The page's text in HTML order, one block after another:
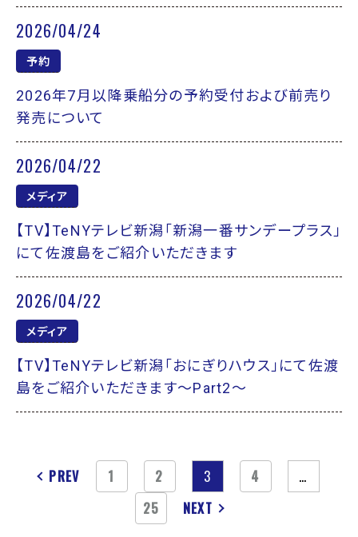
2026/04/24
予約
2026年7月以降乗船分の予約受付および前売り
発売について
2026/04/22
メディア
【TV】TeNYテレビ新潟「新潟一番サンデープラス」
にて佐渡島をご紹介いただきます
2026/04/22
メディア
【TV】TeNYテレビ新潟「おにぎりハウス」にて佐渡
島をご紹介いただきます～Part2～
PREV 1 2 3 4
…
25
NEXT